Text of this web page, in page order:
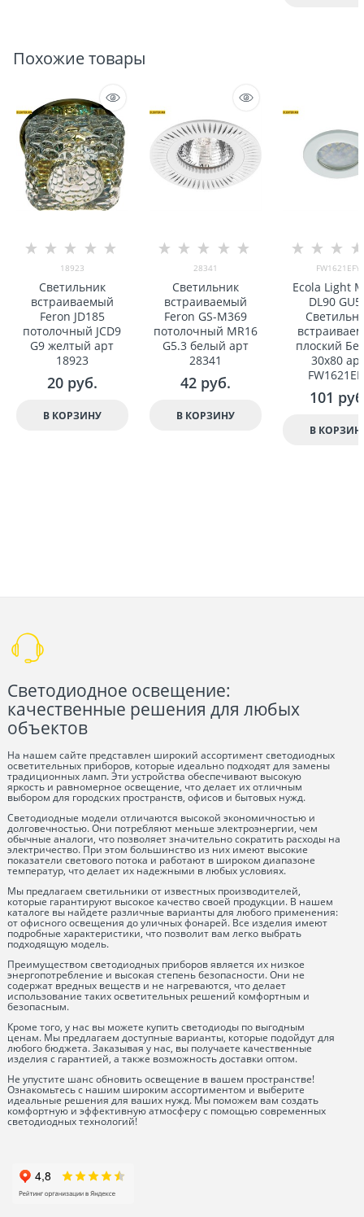
Похожие товары
18923
Светильник
встраиваемый
Feron JD185
потолочный JCD9
G9 желтый арт
18923
20 руб.
В КОРЗИНУ
28341
Светильник
встраиваемый
Feron GS-M369
потолочный MR16
G5.3 белый арт
28341
42 руб.
В КОРЗИНУ
FW1621EFY
Ecola Light
DL90
плоский
30x80
101
В
Светодиодное освещение:
качественные решения для любых
объектов
На нашем сайте представлен широкий ассортимент светодиодных
осветительных приборов, которые идеально подходят для замены
традиционных ламп. Эти устройства обеспечивают высокую
яркость и равномерное освещение, что делает их отличным
выбором для городских пространств, офисов и бытовых нужд.
Светодиодные модели отличаются высокой экономичностью и
долговечностью. Они потребляют меньше электроэнергии, чем
обычные аналоги, что позволяет значительно сократить расходы на
электричество. При этом большинство из них имеют высокие
показатели светового потока и работают в широком диапазоне
температур, что делает их надежными в любых условиях.
Мы предлагаем светильники от известных производителей,
которые гарантируют высокое качество своей продукции. В нашем
каталоге вы найдете различные варианты для любого применения:
от офисного освещения до уличных фонарей. Все изделия имеют
подробные характеристики, что позволит вам легко выбрать
подходящую модель.
Преимуществом светодиодных приборов является их низкое
энергопотребление и высокая степень безопасности. Они не
содержат вредных веществ и не нагреваются, что делает
использование таких осветительных решений комфортным и
безопасным.
Кроме того, у нас вы можете купить светодиоды по выгодным
ценам. Мы предлагаем доступные варианты, которые подойдут для
любого бюджета. Заказывая у нас, вы получаете качественные
изделия с гарантией, а также возможность доставки оптом.
Не упустите шанс обновить освещение в вашем пространстве!
Ознакомьтесь с нашим широким ассортиментом и выберите
идеальные решения для ваших нужд. Мы поможем вам создать
комфортную и эффективную атмосферу с помощью современных
светодиодных технологий!